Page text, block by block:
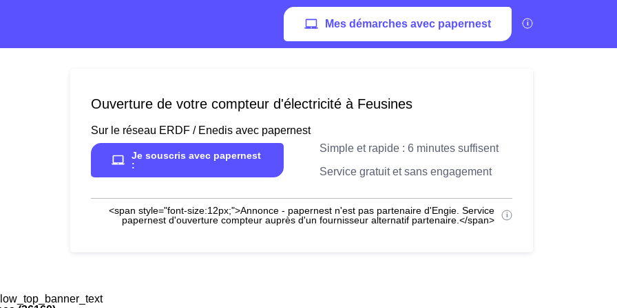
Mes démarches avec papernest
Ouverture de votre compteur d'électricité à Feusines
Sur le réseau ERDF / Enedis avec papernest
Je souscris avec papernest
:
Simple et rapide : 6 minutes suffisent
Service gratuit et sans engagement
<span style="font-size:12px;">Annonce - papernest n'est pas partenaire d'Engie. Service
papernest d'ouverture compteur auprès d'un fournisseur alternatif partenaire.</span>